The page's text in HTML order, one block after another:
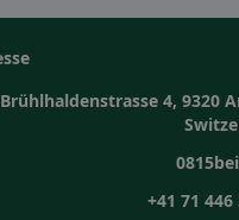
Brühlhaldenstrasse 4, 9320
+41 71 446